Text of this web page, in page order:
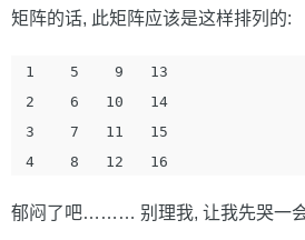
矩阵的话, 此矩阵应该是这样排列的:
郁闷了吧……… 别理我, 让我先哭一